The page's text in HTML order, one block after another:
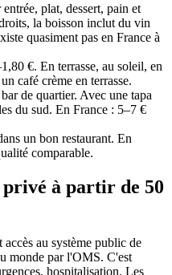
plat, dessert, pain et
la boisson inclut du vin
quasiment pas en France à
€. En terrasse, au soleil, en
café crème en terrasse.
de quartier. Avec une tapa
du sud. En France : 5–7 €
un bon restaurant. En
comparable.
à partir de 50
au système public de
monde par l'OMS. C'est
hospitalisation. Les